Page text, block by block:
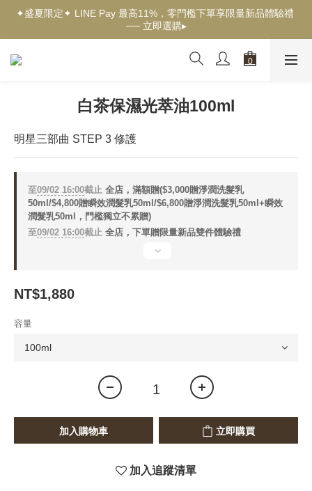
✦新客獨享✦ 首購輸入【welcome】滿$500現折$100 ── 立即選
購▸
✦盛夏限定✦ LINE Pay 最高11%，零門檻下單享限量新品體驗禮
── 立即選購▸
✦New✦ 熱帶果嶼限量系列，沉浸夏日慢旅時光 ── 立即探索▸
購▸
白茶保濕光萃油100ml
明星三部曲 STEP 3 修護
至09/02 16:00截止 全店，滿額贈($3,000贈淨潤洗髮乳
50ml/$4,800贈瞬效潤髮乳50ml/$6,800贈淨潤洗髮乳50ml+瞬效
潤髮乳50ml，門檻獨立不累贈)
至09/02 16:00截止 全店，下單贈限量新品雙件體驗禮
NT$1,880
容量
加入購物車 立即購買
加入追蹤清單